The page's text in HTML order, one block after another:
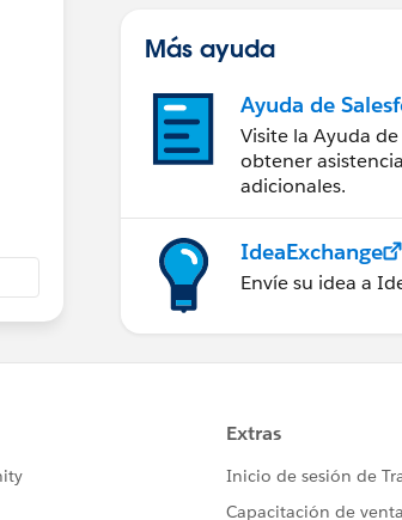
Más ayuda
Ayuda de
Visite la Ayuda
obtener
adicionales.
IdeaExchange
Envíe su idea a